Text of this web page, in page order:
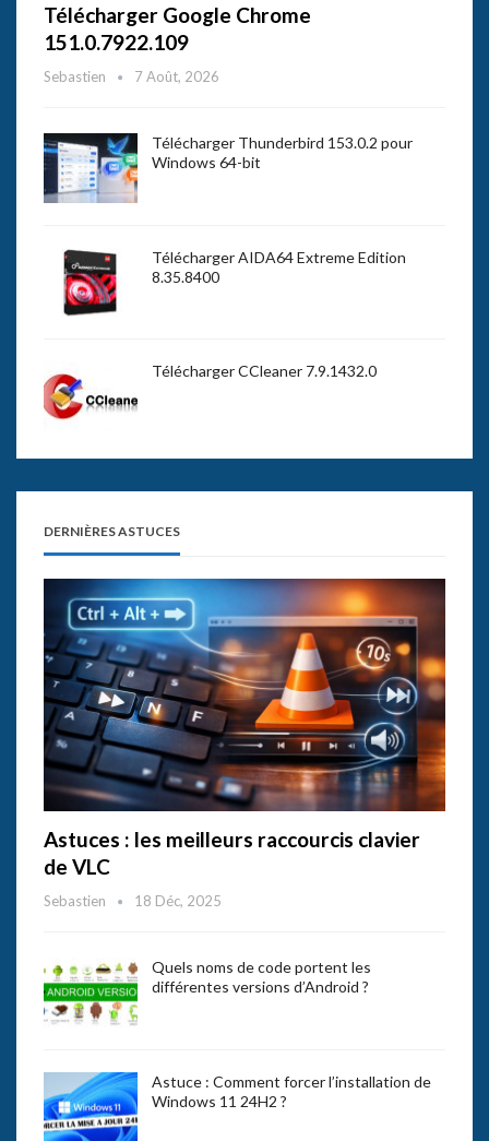
Télécharger Google Chrome
151.0.7922.109
Sebastien 7 Août, 2026
Télécharger Thunderbird 153.0.2 pour
Windows 64-bit
Télécharger AIDA64 Extreme Edition
8.35.8400
Télécharger CCleaner 7.9.1432.0
DERNIÈRES ASTUCES
Astuces : les meilleurs raccourcis clavier
de VLC
Sebastien 18 Déc, 2025
Quels noms de code portent les
différentes versions d’Android ?
Astuce : Comment forcer l’installation de
Windows 11 24H2 ?